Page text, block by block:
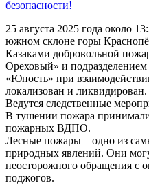
25 августа 2025 года около
южном склоне горы
Казаками добровольной
Ореховый» и
«Юность» при
локализован и ликвидирован.
Ведутся следственные
В тушении пожара
пожарных ВДПО.
Лесные пожары – одно из
природных явлений. Они
неосторожного обращения с
поджогов.